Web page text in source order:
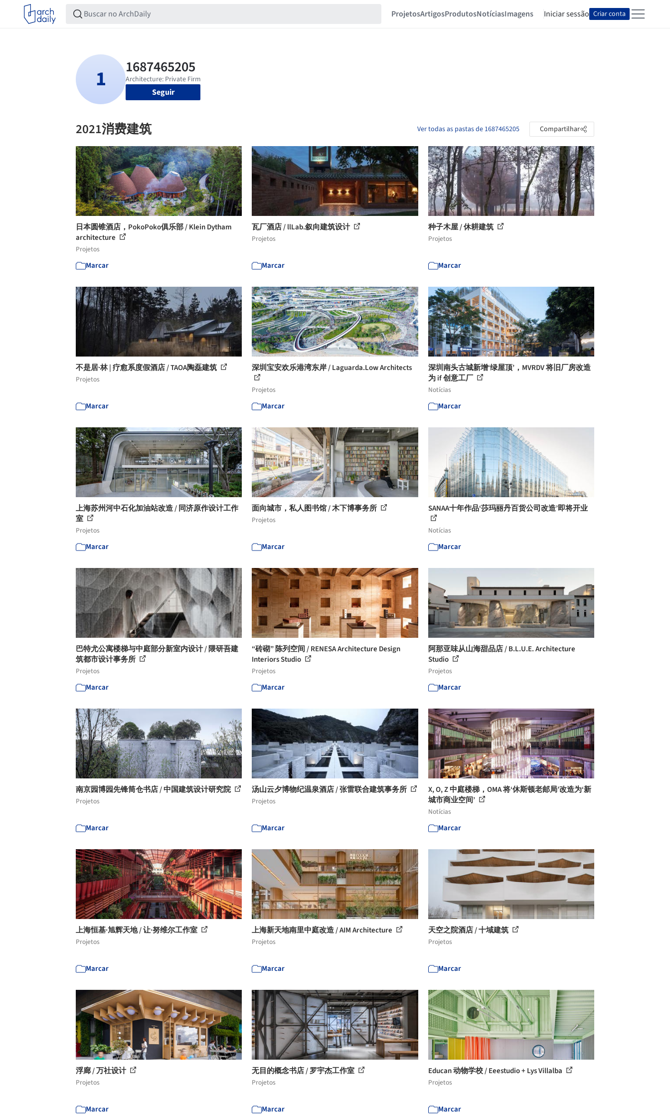
ProjetosArtigosProdutosNotíciasImagens Iniciar sessão Criar conta
Seguir
2021消费建筑 Ver todas as pastas de 1687465205 Compartilhar
日本圆锥酒店，PokoPoko俱乐部 / Klein Dytham
architecture
Projetos
Marcar
瓦厂酒店 / llLab.叙向建筑设计
Projetos
Marcar
种子木屋 / 休耕建筑
Projetos
Marcar
不是居·林 | 疗愈系度假酒店 / TAOA陶磊建筑
Projetos
Marcar
深圳宝安欢乐港湾东岸 / Laguarda.Low Architects
Projetos
Marcar
深圳南头古城新增‘绿屋顶’，MVRDV 将旧厂房改造
为 if 创意工厂
Notícias
Marcar
上海苏州河中石化加油站改造 / 同济原作设计工作
室
Projetos
Marcar
面向城市，私人图书馆 / 木下博事务所
Projetos
Marcar
SANAA十年作品‘莎玛丽丹百货公司改造’即将开业
Notícias
Marcar
巴特尤公寓楼梯与中庭部分新室内设计 / 隈研吾建
筑都市设计事务所
Projetos
Marcar
“砖砌” 陈列空间 / RENESA Architecture Design
Interiors Studio
Projetos
Marcar
阿那亚味从山海甜品店 / B.L.U.E. Architecture
Studio
Projetos
Marcar
南京园博园先锋筒仓书店 / 中国建筑设计研究院
Projetos
Marcar
汤山云夕博物纪温泉酒店 / 张雷联合建筑事务所
Projetos
Marcar
X, O, Z 中庭楼梯，OMA 将‘休斯顿老邮局’改造为‘新
城市商业空间’
Notícias
Marcar
上海恒基·旭辉天地 / 让·努维尔工作室
Projetos
Marcar
上海新天地南里中庭改造 / AIM Architecture
Projetos
Marcar
天空之院酒店 / 十域建筑
Projetos
Marcar
浮廊 / 万社设计
Projetos
Marcar
无目的概念书店 / 罗宇杰工作室
Projetos
Marcar
Educan 动物学校 / Eeestudio + Lys Villalba
Projetos
Marcar